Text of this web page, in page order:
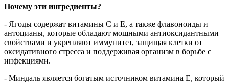
Почему эти ингредиенты?
- Ягоды содержат витамины C и E, а также флавоноиды и
антоцианы, которые обладают мощными антиоксидантными
свойствами и укрепляют иммунитет, защищая клетки от
оксидативного стресса и поддерживая организм в борьбе с
инфекциями.
- Миндаль является богатым источником витамина E, который